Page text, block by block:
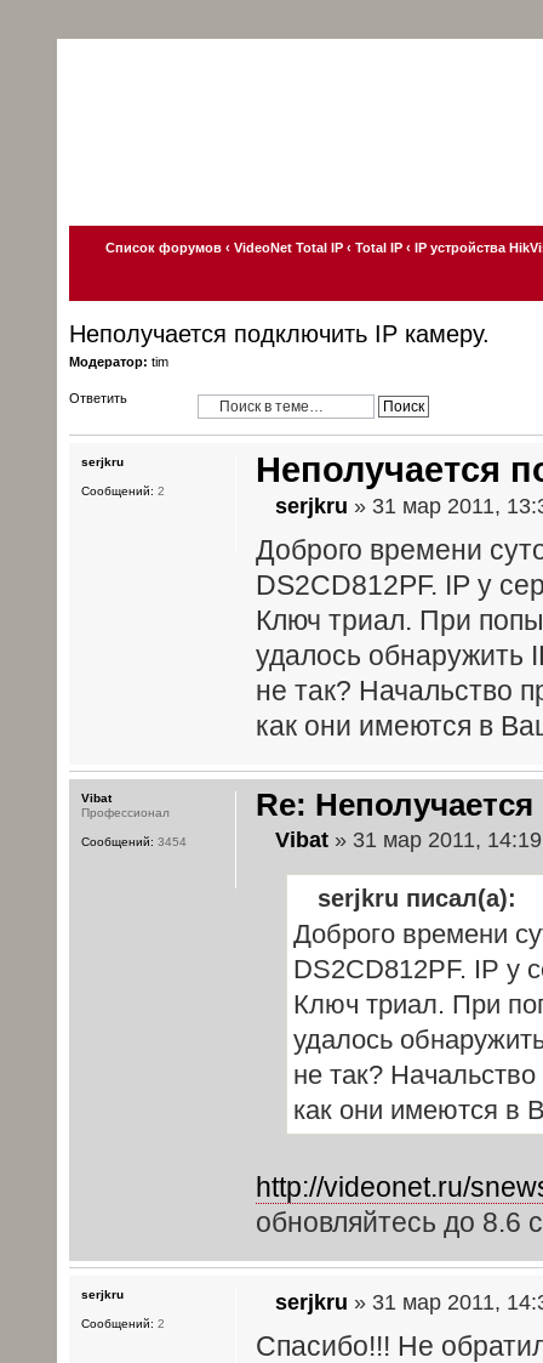
Список форумов ‹ VideoNet Total IP ‹ Total IP ‹ IP устройства
Неполучается подключить IP камеру.
Модератор: tim
Ответить
Неполучается
serjkru » 31 мар 2011,
Доброго времени
DS2CD812PF. IP у
Ключ триал. При
удалось обнаружить
не так? Начальство
как они имеются в
serjkru
Сообщений: 2
Re:
Vibat» 31 мар 2011, 14:19
serjkru писал(а):
Доброго времени
DS2CD812PF. IP у
Ключ триал. При
удалось
не так?
как они имеются в
http://videonet.ru/
обновляйтесь до 8.6
Vibat
Профессионал
Сообщений: 3454
serjkru » 31 мар 2011,
Спасибо!!! Не
serjkru
Сообщений: 2